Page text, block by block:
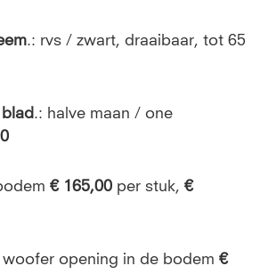
.: rvs / zwart, draaibaar, tot 65
.: halve maan / one
€ 165,00 per stuk, €
woofer opening in de bodem €